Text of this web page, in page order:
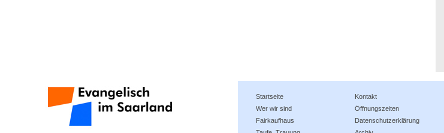
Startseite
Wer wir sind
Fairkaufhaus
Kontakt
Öffnungszeiten
Datenschutzerklärung